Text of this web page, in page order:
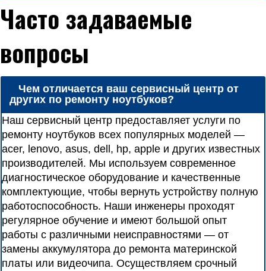
Часто задаваемые
вопросы
Чем отличается ваш сервисный центр от
других по ремонту ноутбуков?
Наш сервисный центр предоставляет услуги по
ремонту ноутбуков всех популярных моделей —
acer, lenovo, asus, dell, hp, apple и других известных
производителей. Мы используем современное
диагностическое оборудование и качественные
комплектующие, чтобы вернуть устройству полную
работоспособность. Наши инженеры проходят
регулярное обучение и имеют большой опыт
работы с различными неисправностями — от
замены аккумулятора до ремонта материнской
платы или видеочипа. Осуществляем срочный